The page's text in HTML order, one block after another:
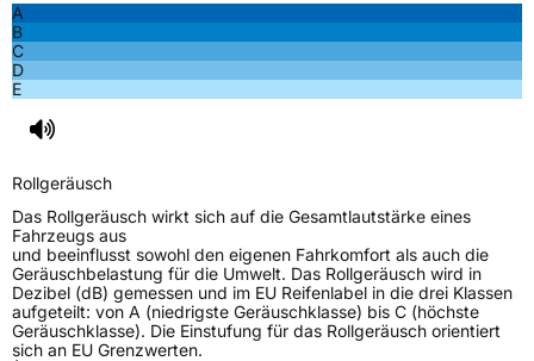
Fahrzeugklasse
3PMSF / Schneeflockensymbol / Alpine-Symbol
Eisgrip Nein
EPREL ID2163206
A
B
C
D
E
Rollgeräusch
Das Rollgeräusch wirkt sich auf die Gesamtlautstärke eines
Fahrzeugs aus
und beeinflusst sowohl den eigenen Fahrkomfort als auch die
Geräuschbelastung für die Umwelt. Das Rollgeräusch wird in
Dezibel (dB) gemessen und im EU Reifenlabel in die drei Klassen
aufgeteilt: von A (niedrigste Geräuschklasse) bis C (höchste
Geräuschklasse). Die Einstufung für das Rollgeräusch orientiert
sich an EU Grenzwerten.